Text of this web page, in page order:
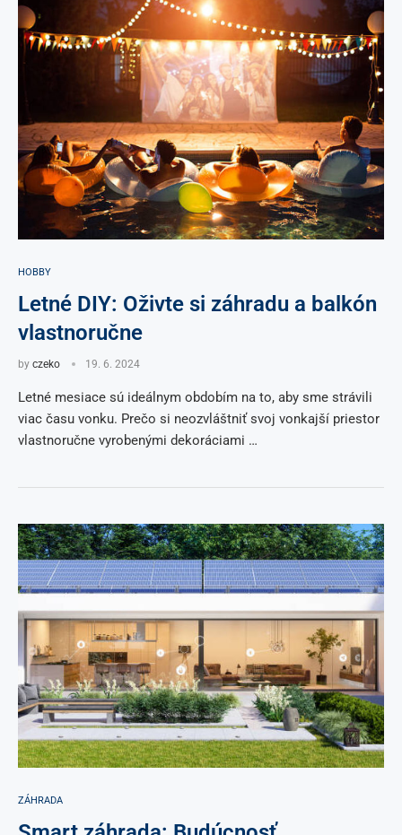
HOBBY
Letné DIY: Oživte si záhradu a balkón
vlastnoručne
by czeko 19. 6. 2024
Letné mesiace sú ideálnym obdobím na to, aby sme strávili
viac času vonku. Prečo si neozvláštniť svoj vonkajší priestor
vlastnoručne vyrobenými dekoráciami …
ZÁHRADA